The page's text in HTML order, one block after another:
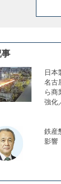
日本
名古
ら商
強化
鉄産
影響